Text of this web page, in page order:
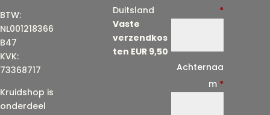
BTW:
NL001218366
B47
KVK:
73368717
Kruidshop is
onderdeel
Duitsland
Vaste
verzendkos
ten EUR 9,50
*
Achternaa
m *